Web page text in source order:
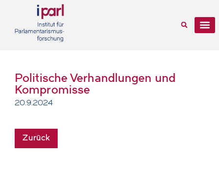
Politische Verhandlungen und
Kompromisse
20.9.2024
Zurück